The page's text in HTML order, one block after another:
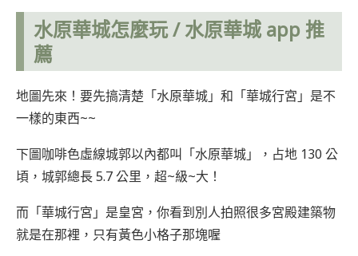
水原華城怎麼玩 / 水原華城 app 推
薦
地圖先來！要先搞清楚「水原華城」和「華城行宮」是不
一樣的東西~~
下圖咖啡色虛線城郭以內都叫「水原華城」，占地 130 公
頃，城郭總長 5.7 公里，超~級~大！
而「華城行宮」是皇宮，你看到別人拍照很多宮殿建築物
就是在那裡，只有黃色小格子那塊喔